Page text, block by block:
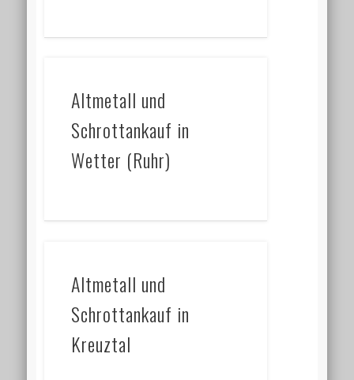
Altmetall und
Schrottankauf in
Wetter (Ruhr)
Altmetall und
Schrottankauf in
Kreuztal